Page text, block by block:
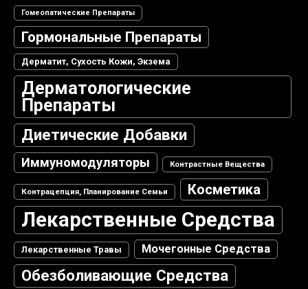
Гомеопатические Препараты
Гормональные Препараты
Дерматит, Сухость Кожи, Экзема
Дерматологические
Препараты
Диетические Добавки
Иммуномодуляторы Контрастные Вещества
Контрацепция, Планирование Семьи Косметика
Лекарственные Средства
Лекарственные Травы Мочегонные Средства
Обезболивающие Средства